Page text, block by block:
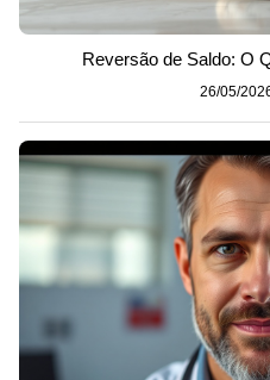
Reversão de Saldo: O
26/05/